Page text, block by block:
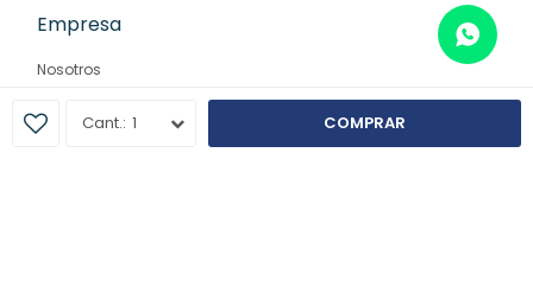
1 COMPRAR
Empresa
Nosotros